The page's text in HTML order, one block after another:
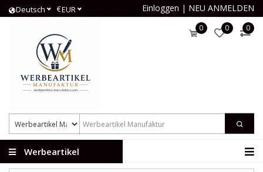
Deutsch €EUR Einloggen | NEU ANMELDEN
0 0 0
Werbeartikel